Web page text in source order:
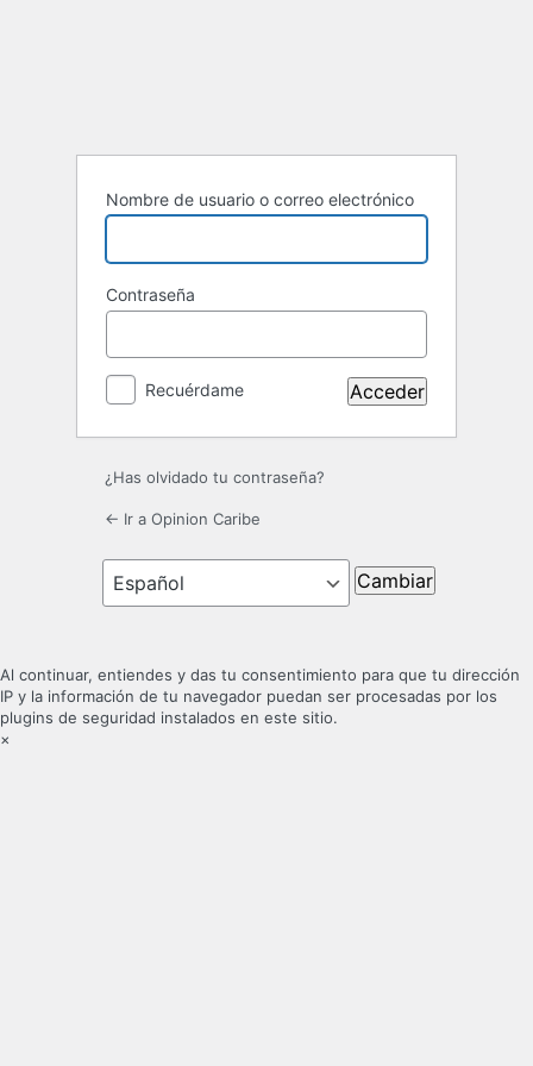
Nombre de usuario o correo electrónico
Contraseña
Recuérdame
¿Has olvidado tu contraseña?
← Ir a Opinion Caribe
Idioma
Al continuar, entiendes y das tu consentimiento para que tu dirección
IP y la información de tu navegador puedan ser procesadas por los
plugins de seguridad instalados en este sitio.
×